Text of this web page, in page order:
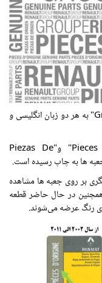
عبارت "Group Renault" و "Groupe Renault" به هر دو زبان انگلیسی و
عبارت "Genuine Parts" و "Pieces D'Origine" و"Piezas De
بر روی جعبه ها مشاهده
در حال حاضر قطعه
رنگ عرضه می‌شوند.